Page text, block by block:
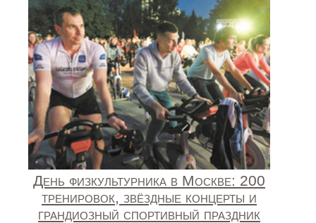
День физкультурника в Москве: 200
тренировок, звёздные концерты и
грандиозный спортивный праздник